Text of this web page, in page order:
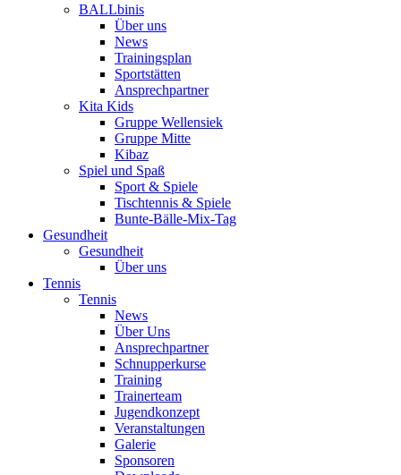
BALLbinis
Über uns
News
Trainingsplan
Sportstätten
Ansprechpartner
Kita Kids
Gruppe Wellensiek
Gruppe Mitte
Kibaz
Spiel und Spaß
Sport & Spiele
Tischtennis & Spiele
Bunte-Bälle-Mix-Tag
Gesundheit
Gesundheit
Über uns
Tennis
Tennis
News
Über Uns
Ansprechpartner
Schnupperkurse
Training
Trainerteam
Jugendkonzept
Veranstaltungen
Galerie
Sponsoren